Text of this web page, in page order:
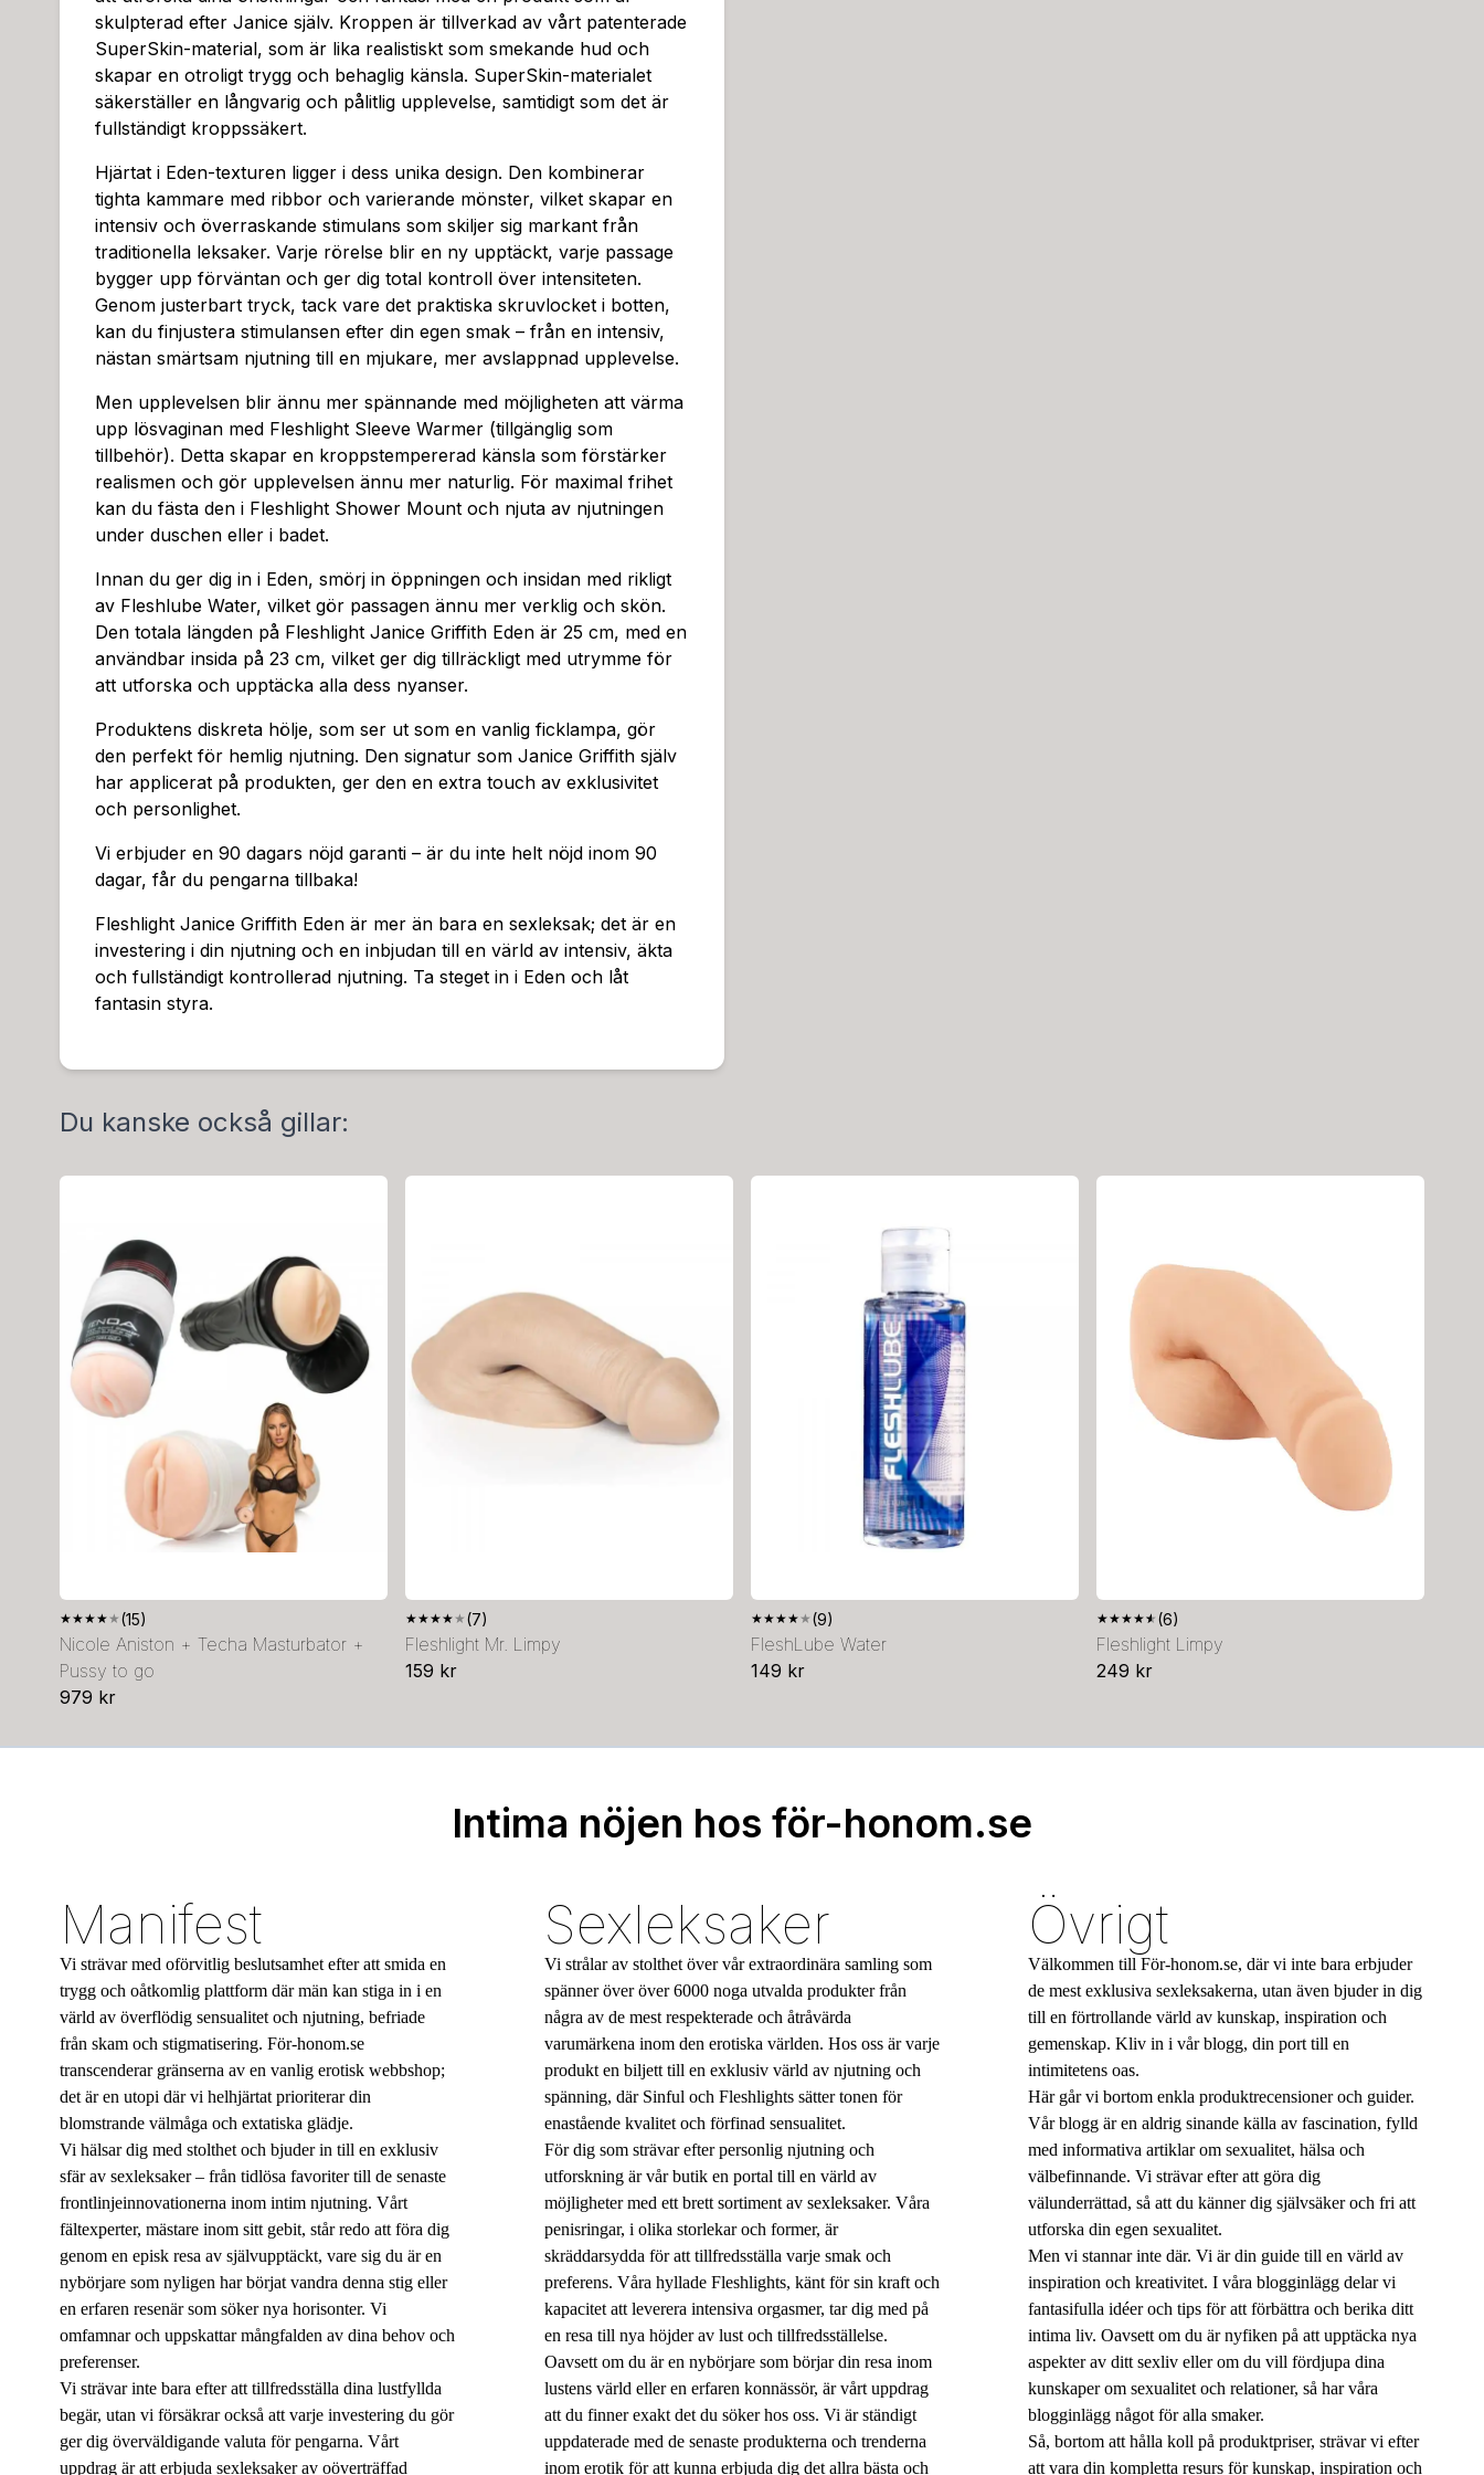
skulpterad efter Janice själv. Kroppen är tillverkad av vårt patenterade
SuperSkin-material, som är lika realistiskt som smekande hud och
skapar en otroligt trygg och behaglig känsla. SuperSkin-materialet
säkerställer en långvarig och pålitlig upplevelse, samtidigt som det är
fullständigt kroppssäkert.
Hjärtat i Eden-texturen ligger i dess unika design. Den kombinerar
tighta kammare med ribbor och varierande mönster, vilket skapar en
intensiv och överraskande stimulans som skiljer sig markant från
traditionella leksaker. Varje rörelse blir en ny upptäckt, varje passage
bygger upp förväntan och ger dig total kontroll över intensiteten.
Genom justerbart tryck, tack vare det praktiska skruvlocket i botten,
kan du finjustera stimulansen efter din egen smak – från en intensiv,
nästan smärtsam njutning till en mjukare, mer avslappnad upplevelse.
Men upplevelsen blir ännu mer spännande med möjligheten att värma
upp lösvaginan med Fleshlight Sleeve Warmer (tillgänglig som
tillbehör). Detta skapar en kroppstempererad känsla som förstärker
realismen och gör upplevelsen ännu mer naturlig. För maximal frihet
kan du fästa den i Fleshlight Shower Mount och njuta av njutningen
under duschen eller i badet.
Innan du ger dig in i Eden, smörj in öppningen och insidan med rikligt
av Fleshlube Water, vilket gör passagen ännu mer verklig och skön.
Den totala längden på Fleshlight Janice Griffith Eden är 25 cm, med en
användbar insida på 23 cm, vilket ger dig tillräckligt med utrymme för
att utforska och upptäcka alla dess nyanser.
Produktens diskreta hölje, som ser ut som en vanlig ficklampa, gör
den perfekt för hemlig njutning. Den signatur som Janice Griffith själv
har applicerat på produkten, ger den en extra touch av exklusivitet
och personlighet.
Vi erbjuder en 90 dagars nöjd garanti – är du inte helt nöjd inom 90
dagar, får du pengarna tillbaka!
Fleshlight Janice Griffith Eden är mer än bara en sexleksak; det är en
investering i din njutning och en inbjudan till en värld av intensiv, äkta
och fullständigt kontrollerad njutning. Ta steget in i Eden och låt
fantasin styra.
Du kanske också gillar:
★★★★★ (15)
Nicole Aniston + Techa Masturbator +
Pussy to go
979 kr
★★★★★ (7)
Fleshlight Mr. Limpy
159 kr
★★★★★ (9)
FleshLube Water
149 kr
★★★★★ (6)
Fleshlight Limpy
249 kr
Intima nöjen hos för-honom.se
Manifest
Vi strävar med oförvitlig beslutsamhet efter att smida en
trygg och oåtkomlig plattform där män kan stiga in i en
värld av överflödig sensualitet och njutning, befriade
från skam och stigmatisering. För-honom.se
transcenderar gränserna av en vanlig erotisk webbshop;
det är en utopi där vi helhjärtat prioriterar din
blomstrande välmåga och extatiska glädje.
Vi hälsar dig med stolthet och bjuder in till en exklusiv
sfär av sexleksaker – från tidlösa favoriter till de senaste
frontlinjeinnovationerna inom intim njutning. Vårt
fältexperter, mästare inom sitt gebit, står redo att föra dig
genom en episk resa av självupptäckt, vare sig du är en
nybörjare som nyligen har börjat vandra denna stig eller
en erfaren resenär som söker nya horisonter. Vi
omfamnar och uppskattar mångfalden av dina behov och
preferenser.
Vi strävar inte bara efter att tillfredsställa dina lustfyllda
begär, utan vi försäkrar också att varje investering du gör
ger dig överväldigande valuta för pengarna. Vårt
uppdrag är att erbjuda sexleksaker av oöverträffad
Sexleksaker
Vi strålar av stolthet över vår extraordinära samling som
spänner över över 6000 noga utvalda produkter från
några av de mest respekterade och åtråvärda
varumärkena inom den erotiska världen. Hos oss är varje
produkt en biljett till en exklusiv värld av njutning och
spänning, där Sinful och Fleshlights sätter tonen för
enastående kvalitet och förfinad sensualitet.
För dig som strävar efter personlig njutning och
utforskning är vår butik en portal till en värld av
möjligheter med ett brett sortiment av sexleksaker. Våra
penisringar, i olika storlekar och former, är
skräddarsydda för att tillfredsställa varje smak och
preferens. Våra hyllade Fleshlights, känt för sin kraft och
kapacitet att leverera intensiva orgasmer, tar dig med på
en resa till nya höjder av lust och tillfredsställelse.
Oavsett om du är en nybörjare som börjar din resa inom
lustens värld eller en erfaren konnässör, är vårt uppdrag
att du finner exakt det du söker hos oss. Vi är ständigt
uppdaterade med de senaste produkterna och trenderna
inom erotik för att kunna erbjuda dig det allra bästa och
Övrigt
Välkommen till För-honom.se, där vi inte bara erbjuder
de mest exklusiva sexleksakerna, utan även bjuder in dig
till en förtrollande värld av kunskap, inspiration och
gemenskap. Kliv in i vår blogg, din port till en
intimitetens oas.
Här går vi bortom enkla produktrecensioner och guider.
Vår blogg är en aldrig sinande källa av fascination, fylld
med informativa artiklar om sexualitet, hälsa och
välbefinnande. Vi strävar efter att göra dig
välunderrättad, så att du känner dig självsäker och fri att
utforska din egen sexualitet.
Men vi stannar inte där. Vi är din guide till en värld av
inspiration och kreativitet. I våra blogginlägg delar vi
fantasifulla idéer och tips för att förbättra och berika ditt
intima liv. Oavsett om du är nyfiken på att upptäcka nya
aspekter av ditt sexliv eller om du vill fördjupa dina
kunskaper om sexualitet och relationer, så har våra
blogginlägg något för alla smaker.
Så, bortom att hålla koll på produktpriser, strävar vi efter
att vara din kompletta resurs för kunskap, inspiration och